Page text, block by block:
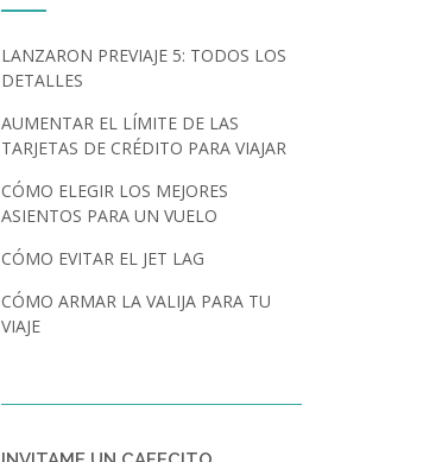
LANZARON PREVIAJE 5: TODOS LOS
DETALLES
AUMENTAR EL LÍMITE DE LAS
TARJETAS DE CRÉDITO PARA VIAJAR
CÓMO ELEGIR LOS MEJORES
ASIENTOS PARA UN VUELO
CÓMO EVITAR EL JET LAG
CÓMO ARMAR LA VALIJA PARA TU
VIAJE